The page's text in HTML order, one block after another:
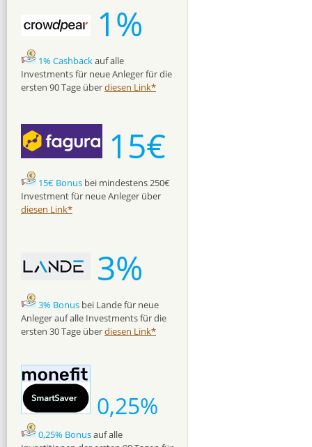
1%
1% Cashbackauf alle
Investments für neue Anleger für die
ersten 90 Tage überdiesen Link*
15€
15€ Bonus bei mindestens 250€
Investment für neue Anleger über
diesen Link*
3%
3% Bonus bei Lande für neue
Anleger auf alle Investments für die
ersten 30 Tage überdiesen Link*
0,25%
0,25% Bonusauf alle